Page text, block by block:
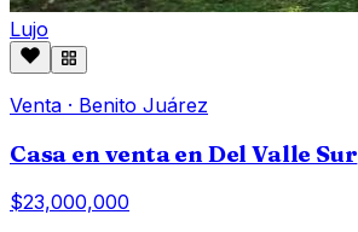
Lujo
Venta · Benito Juárez
Casa en venta en Del Valle Sur
$23,000,000